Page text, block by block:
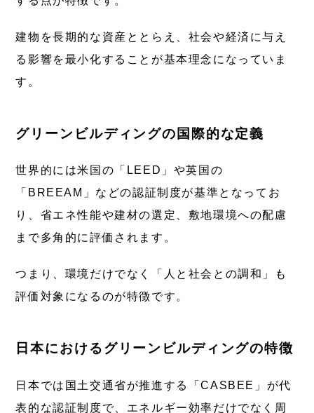
建物を長期的な資産ととらえ、社会や経済に与え
る影響を最小化することが基本理念になっていま
す。
グリーンビルディングの国際的な定義
世界的には米国の「LEED」や英国の
「BREEAM」などの認証制度が基準となってお
り、省エネ性能や建材の選定、敷地環境への配慮
まで多角的に評価されます。
つまり、環境だけでなく「人と社会との調和」も
評価対象になるのが特徴です。
日本におけるグリーンビルディングの特徴
日本では国土交通省が推進する「CASBEE」が代
表的な認証制度で、エネルギー効率だけでなく周